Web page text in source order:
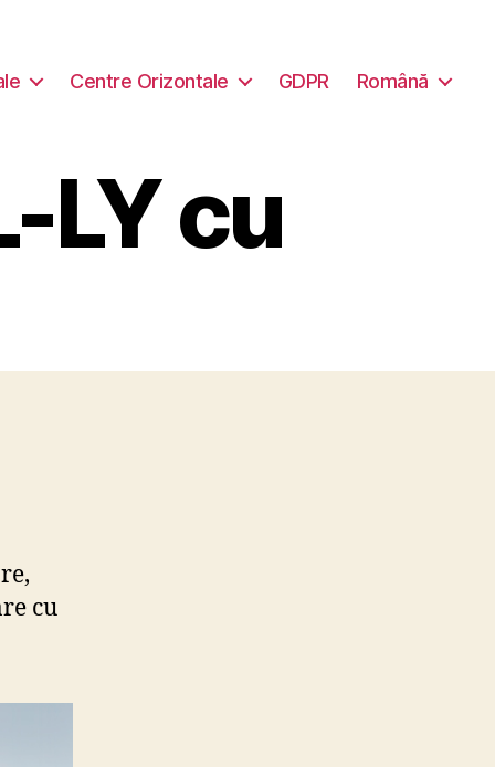
Centre Orizontale GDPR Română
LY cu
cu